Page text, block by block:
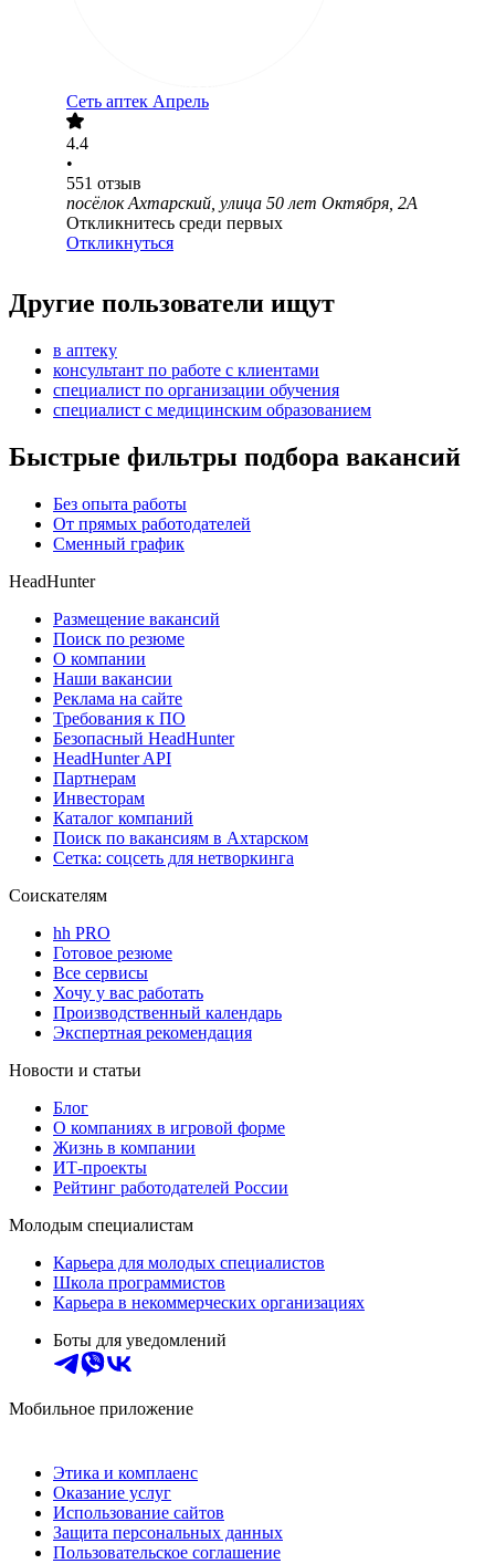
Сеть аптек Апрель
4.4
•
551 отзыв
посёлок Ахтарский, улица 50 лет Октября, 2А
Откликнитесь среди первых
Откликнуться
Другие пользователи ищут
в аптеку
консультант по работе с клиентами
специалист по организации обучения
специалист с медицинским образованием
Быстрые фильтры подбора вакансий
Без опыта работы
От прямых работодателей
Сменный график
HeadHunter
Размещение вакансий
Поиск по резюме
О компании
Наши вакансии
Реклама на сайте
Требования к ПО
Безопасный HeadHunter
HeadHunter API
Партнерам
Инвесторам
Каталог компаний
Поиск по вакансиям в Ахтарском
Сетка: соцсеть для нетворкинга
Соискателям
hh PRO
Готовое резюме
Все сервисы
Хочу у вас работать
Производственный календарь
Экспертная рекомендация
Новости и статьи
Блог
О компаниях в игровой форме
Жизнь в компании
ИТ-проекты
Рейтинг работодателей России
Молодым специалистам
Карьера для молодых специалистов
Школа программистов
Карьера в некоммерческих организациях
Боты для уведомлений
Мобильное приложение
Этика и комплаенс
Оказание услуг
Использование сайтов
Защита персональных данных
Пользовательское соглашение